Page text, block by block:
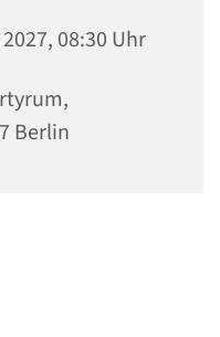
08:30 Uhr
Berlin